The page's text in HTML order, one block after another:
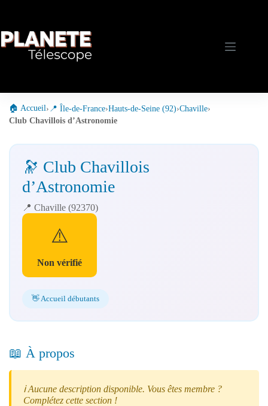
🏠 Accueil› 📍 Île-de-France›Hauts-de-Seine (92)›Chaville›
Club Chavillois d’Astronomie
🔭 Club Chavillois
d’Astronomie
📍 Chaville (92370)
⚠️
Non vérifié
👋 Accueil débutants
📖 À propos
ℹ️ Aucune description disponible. Vous êtes membre ?
Complétez cette section !